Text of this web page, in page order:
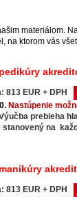
materiálom.
na ktorom vás
813 EUR + DPH
Nastúpenie
prebieha
na
813 EUR + DPH